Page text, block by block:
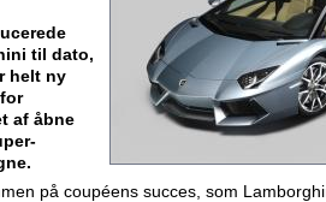
til dato,
helt ny
af åbne
på coupéens succes, som